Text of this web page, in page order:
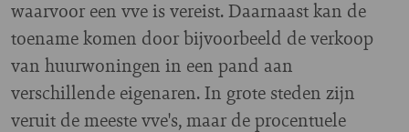
waarvoor een vve is vereist. Daarnaast kan de
toename komen door bijvoorbeeld de verkoop
van huurwoningen in een pand aan
verschillende eigenaren. In grote steden zijn
veruit de meeste vve's, maar de procentuele